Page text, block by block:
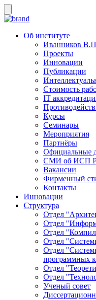
Об институте
Иванников
Проекты
Инновации
Публикации
Стоимость
IT
Курсы
Семинары
Мероприятия
Партнёры
Официальные
СМИ об ИСП
Вакансии
Фирменный
Контакты
Инновации
Структура
Отдел
Отдел
Отдел
Отдел
Отдел
программных
Отдел
Отдел
Ученый совет